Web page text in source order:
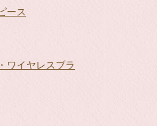
ース
ワイヤレスブラ